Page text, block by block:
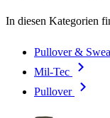
In diesen Kategorien
Pullover &
Mil-Tec
Pullover